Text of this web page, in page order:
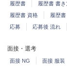
履歴書 履歴書 書き
履歴書 資格
履歴
応募
応募後 流れ
面接・選考
面接 NG 面接 服装